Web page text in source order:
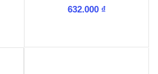
632.000 ₫